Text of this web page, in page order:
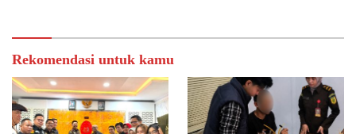
Rekomendasi untuk kamu